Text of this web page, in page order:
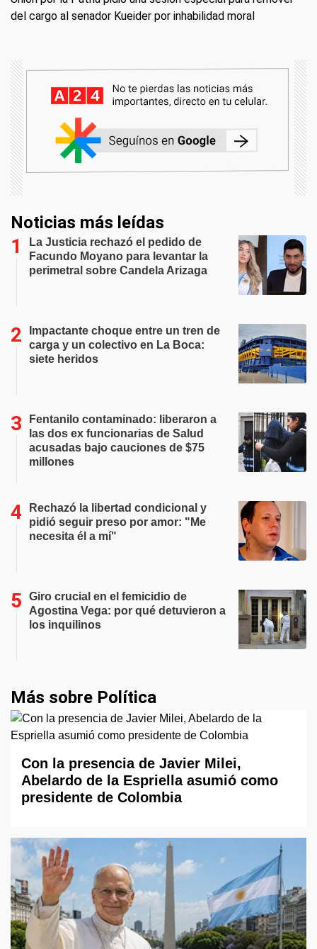
del cargo al senador Kueider por inhabilidad moral
Noticias más leídas
La Justicia rechazó el pedido de
Facundo Moyano para levantar la
perimetral sobre Candela Arizaga
Impactante choque entre un tren de
carga y un colectivo en La Boca:
siete heridos
Fentanilo contaminado: liberaron a
las dos ex funcionarias de Salud
acusadas bajo cauciones de $75
millones
Rechazó la libertad condicional y
pidió seguir preso por amor: "Me
necesita él a mí"
Giro crucial en el femicidio de
Agostina Vega: por qué detuvieron a
los inquilinos
Más sobre Política
Con la presencia de Javier Milei,
Abelardo de la Espriella asumió como
presidente de Colombia